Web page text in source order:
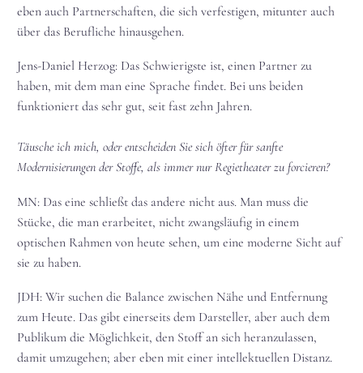
eben auch Partnerschaften, die sich verfestigen, mitunter auch
über das Berufliche hinausgehen.
Jens-Daniel Herzog: Das Schwierigste ist, einen Partner zu
haben, mit dem man eine Sprache findet. Bei uns beiden
funktioniert das sehr gut, seit fast zehn Jahren.
Täusche ich mich, oder entscheiden Sie sich öfter für sanfte
Modernisierungen der Stoffe, als immer nur Regietheater zu forcieren?
MN: Das eine schließt das andere nicht aus. Man muss die
Stücke, die man erarbeitet, nicht zwangsläufig in einem
optischen Rahmen von heute sehen, um eine moderne Sicht auf
sie zu haben.
JDH: Wir suchen die Balance zwischen Nähe und Entfernung
zum Heute. Das gibt einerseits dem Darsteller, aber auch dem
Publikum die Möglichkeit, den Stoff an sich heranzulassen,
damit umzugehen; aber eben mit einer intellektuellen Distanz.